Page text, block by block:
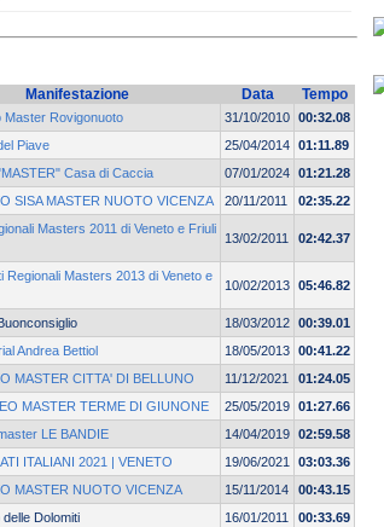
Manifestazione Data Tempo
Master Rovigonuoto 31/10/2010 00:32.08
Piave 25/04/2014 01:11.89
Casa di Caccia 07/01/2024 01:21.28
SISA MASTER NUOTO VICENZA 20/11/2011 02:35.22
Masters 2011 di Veneto e Friuli
13/02/2011 02:42.37
Regionali Masters 2013 di Veneto e
10/02/2013 05:46.82
18/03/2012 00:39.01
Andrea Bettiol 18/05/2013 00:41.22
MASTER CITTA' DI BELLUNO 11/12/2021
01:24.05
MASTER TERME DI GIUNONE 25/05/2019 01:27.66
LE BANDIE 14/04/2019 02:59.58
ITALIANI 2021 | VENETO 19/06/2021
03:03.36
MASTER NUOTO VICENZA 15/11/2014
00:43.15
delle Dolomiti 16/01/2011
00:33.69